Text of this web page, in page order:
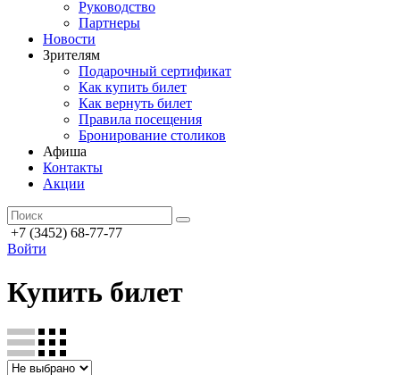
Руководство
Партнеры
Новости
Зрителям
Подарочный сертификат
Как купить билет
Как вернуть билет
Правила посещения
Бронирование столиков
Афиша
Контакты
Акции
+7 (3452) 68-77-77
Войти
Купить билет